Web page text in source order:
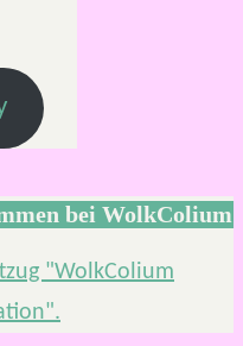
bei WolkColium